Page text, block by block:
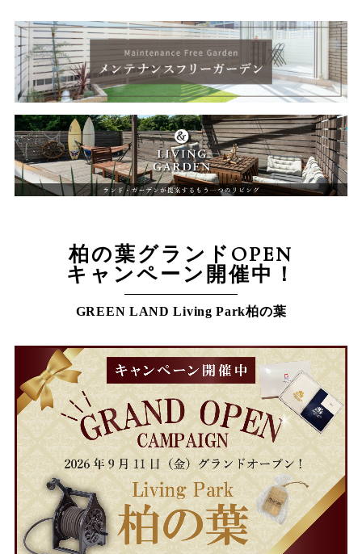
柏の葉グランドOPEN
キャンペーン開催中！
GREEN LAND Living Park柏の葉